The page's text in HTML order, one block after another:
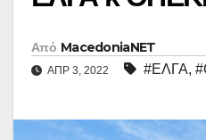
Από MacedoniaNET
ΑΠΡ 3, 2022 #ΕΛΓΑ,